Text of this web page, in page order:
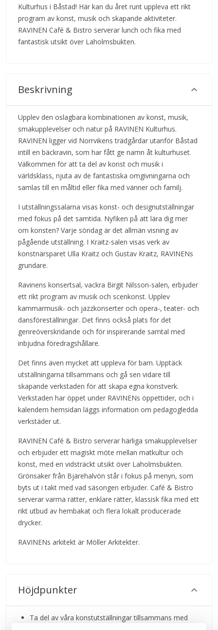
Kulturhus i Båstad! Här kan du året runt uppleva ett rikt
program av konst, musik och skapande aktiviteter.
RAVINEN Café & Bistro serverar lunch och fika med
fantastisk utsikt över Laholmsbukten.
Beskrivning
Upplev den oslagbara kombinationen av konst, musik,
smakupplevelser och natur på RAVINEN Kulturhus.
RAVINEN ligger vid Norrvikens trädgårdar utanför Båstad
intill en bäckravin, som har fått ge namn åt kulturhuset.
Välkommen för att ta del av konst och musik i
världsklass, njuta av de fantastiska omgivningarna och
samlas till en måltid eller fika med vänner och familj.
I utställningssalarna visas konst- och designutställningar
med fokus på det samtida. Nyfiken på att lära dig mer
om konsten? Varje söndag är det allmän visning av
pågående utställning. I Kraitz-salen visas verk av
konstnärsparet Ulla Kraitz och Gustav Kraitz, RAVINENs
grundare.
Ravinens konsertsal, vackra Birgit Nilsson-salen, erbjuder
ett rikt program av musik och scenkonst. Upplev
kammarmusik- och jazzkonserter och opera-, teater- och
dansföreställningar. Det finns också plats för det
genreöverskridande och för inspirerande samtal med
inbjudna föredragshållare.
Det finns även mycket att uppleva för barn. Upptäck
utställningarna tillsammans och gå sen vidare till
skapande verkstaden för att skapa egna konstverk.
Verkstaden har öppet under RAVINENs öppettider, och i
kalendern hemsidan läggs information om pedagogledda
verkstäder ut.
RAVINEN Café & Bistro serverar härliga smakupplevelser
och erbjuder ett magiskt möte mellan matkultur och
konst, med en vidsträckt utsikt över Laholmsbukten.
Grönsaker från Bjärehalvön står i fokus på menyn, som
byts ut i takt med vad säsongen erbjuder. Café & Bistro
serverar varma rätter, enklare rätter, klassisk fika med ett
rikt utbud av hembakat och flera lokalt producerade
drycker.
RAVINENs arkitekt är Möller Arkitekter.
Höjdpunkter
Ta del av våra konstutställningar tillsammans med